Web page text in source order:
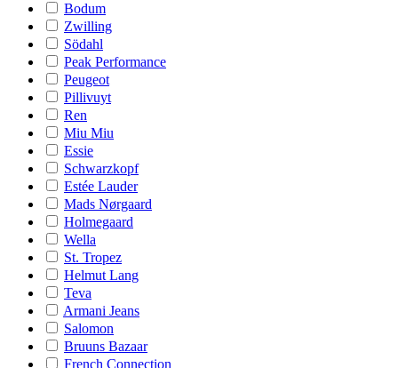
Bodum
Zwilling
Södahl
Peak Performance
Peugeot
Pillivuyt
Ren
Miu Miu
Essie
Schwarzkopf
Estée Lauder
Mads Nørgaard
Holmegaard
Wella
St. Tropez
Helmut Lang
Teva
Armani Jeans
Salomon
Bruuns Bazaar
French Connection